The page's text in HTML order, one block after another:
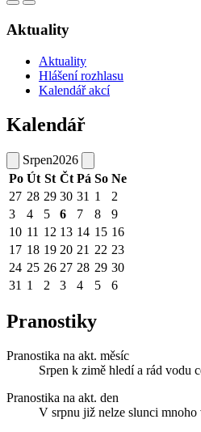
Aktuality
Aktuality
Hlášení rozhlasu
Kalendář akcí
Kalendář
Srpen2026
Po Út St Čt Pá So Ne
27 28 29 30 31 1
2
3
4 5 6 7 8
9
10 11 12 13 14 15 16
17 18 19 20 21 22 23
24 25 26 27 28 29 30
31 1 2 3 4 5 6
Pranostiky
Pranostika na akt. měsíc
Srpen k zimě hledí a rád vodu
Pranostika na akt. den
V srpnu již nelze slunci mnoho